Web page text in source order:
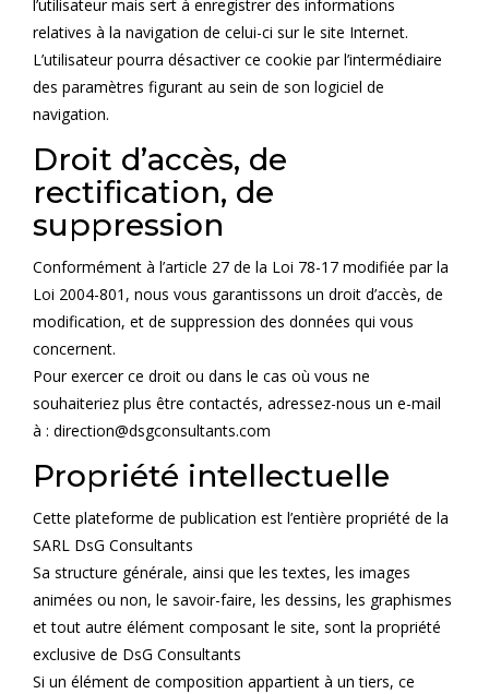
l’utilisateur mais sert à enregistrer des informations
relatives à la navigation de celui-ci sur le site Internet.
L’utilisateur pourra désactiver ce cookie par l’intermédiaire
des paramètres figurant au sein de son logiciel de
navigation.
Droit d’accès, de
rectification, de
suppression
Conformément à l’article 27 de la Loi 78-17 modifiée par la
Loi 2004-801, nous vous garantissons un droit d’accès, de
modification, et de suppression des données qui vous
concernent.
Pour exercer ce droit ou dans le cas où vous ne
souhaiteriez plus être contactés, adressez-nous un e-mail
à : direction@dsgconsultants.com
Propriété intellectuelle
Cette plateforme de publication est l’entière propriété de la
SARL DsG Consultants
Sa structure générale, ainsi que les textes, les images
animées ou non, le savoir-faire, les dessins, les graphismes
et tout autre élément composant le site, sont la propriété
exclusive de DsG Consultants
Si un élément de composition appartient à un tiers, ce